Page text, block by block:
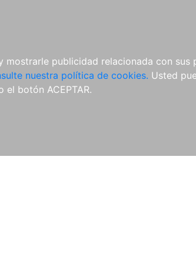
publicidad relacionada con
nuestra política de cookies. Usted
el botón ACEPTAR.